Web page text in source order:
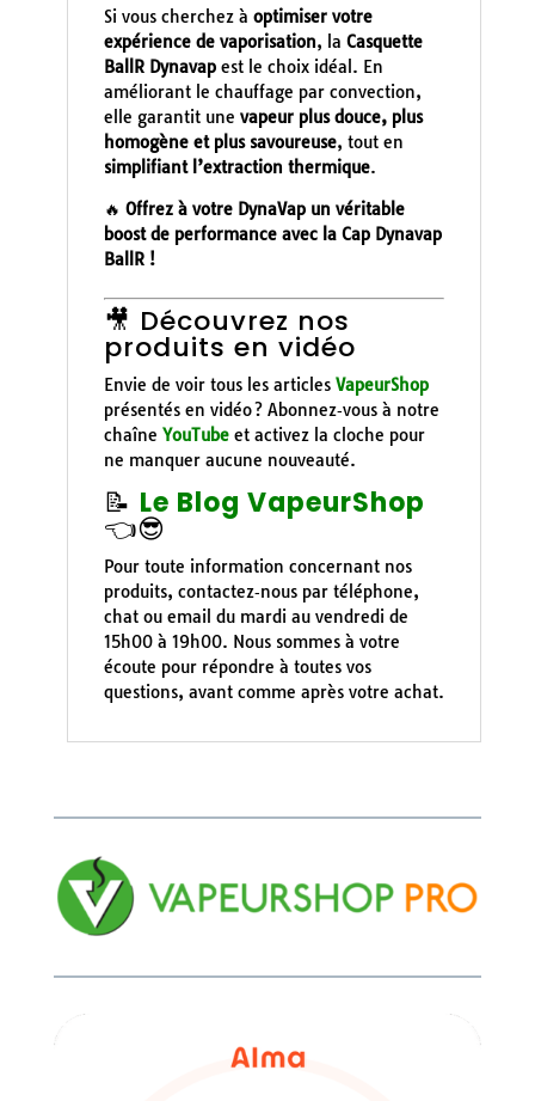
Si vous cherchez à optimiser votre
expérience de vaporisation, la Casquette
BallR Dynavapest le choix idéal. En
améliorant le chauffage par convection,
elle garantit une vapeur plus douce, plus
homogène et plus savoureuse, tout en
simplifiant l’extraction thermique.
🔥 Offrez à votre DynaVap un véritable
boost de performance avec la Cap Dynavap
BallR !
🎥 Découvrez nos
produits en vidéo
Envie de voir tous les articles VapeurShop
présentés en vidéo ? Abonnez‑vous à notre
chaîne YouTubeet activez la cloche pour
ne manquer aucune nouveauté.
📝 Le Blog VapeurShop
👈😎
Pour toute information concernant nos
produits, contactez‑nous par téléphone,
chat ou email du mardi au vendredi de
15h00 à 19h00. Nous sommes à votre
écoute pour répondre à toutes vos
questions, avant comme après votre achat.